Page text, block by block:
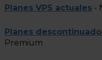
Planes VPS actuales -
Planes
Premium